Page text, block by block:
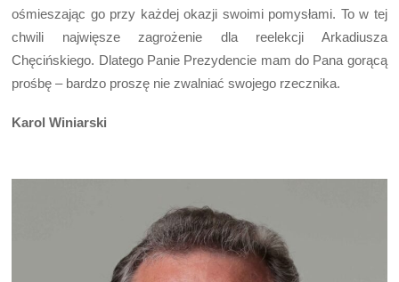
ośmieszając go przy każdej okazji swoimi pomysłami. To w tej
chwili najwięsze zagrożenie dla reelekcji Arkadiusza
Chęcińskiego. Dlatego Panie Prezydencie mam do Pana gorącą
prośbę – bardzo proszę nie zwalniać swojego rzecznika.
Karol Winiarski